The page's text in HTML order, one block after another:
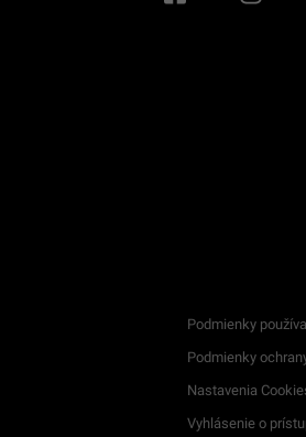
Podmienky
Podmienky
Nastavenia
Vyhlásenie o